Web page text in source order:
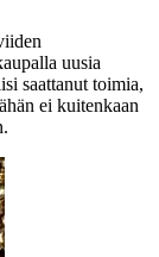
uusia
saattanut toimia,
ei kuitenkaan